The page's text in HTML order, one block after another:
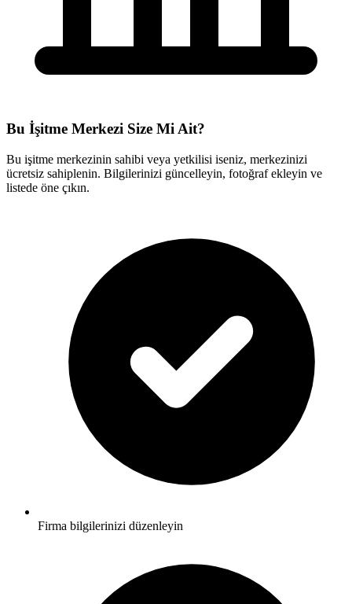
Bu İşitme Merkezi Size Mi Ait?
Bu işitme merkezinin sahibi veya yetkilisi iseniz, merkezinizi
ücretsiz sahiplenin. Bilgilerinizi güncelleyin, fotoğraf ekleyin ve
listede öne çıkın.
Firma bilgilerinizi düzenleyin